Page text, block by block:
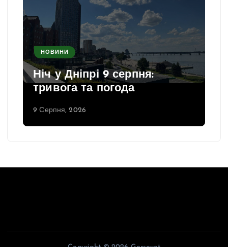
НОВИНИ
Ніч у Дніпрі 9 серпня:
тривога та погода
9 Серпня, 2026